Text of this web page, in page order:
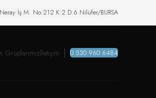
İş M. No:212 K:2 D:6 Nilüfer/BURSA
Gruplarımızİletişim 0 530 960 6484